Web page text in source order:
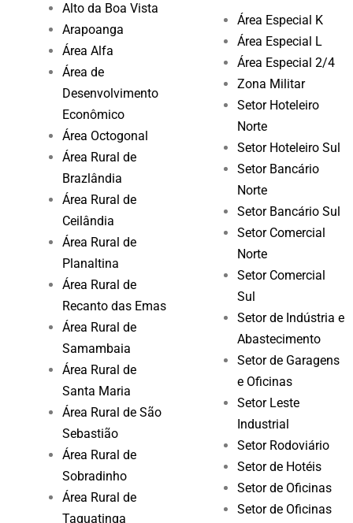
Alto da Boa Vista
Arapoanga
Área Alfa
Área de
Desenvolvimento
Econômico
Área Octogonal
Área Rural de
Brazlândia
Área Rural de
Ceilândia
Área Rural de
Planaltina
Área Rural de
Recanto das Emas
Área Rural de
Samambaia
Área Rural de
Santa Maria
Área Rural de São
Sebastião
Área Rural de
Sobradinho
Área Rural de
Taguatinga
Área Especial K
Área Especial L
Área Especial 2/4
Zona Militar
Setor Hoteleiro
Norte
Setor Hoteleiro Sul
Setor Bancário
Norte
Setor Bancário Sul
Setor Comercial
Norte
Setor Comercial
Sul
Setor de Indústria e
Abastecimento
Setor de Garagens
e Oficinas
Setor Leste
Industrial
Setor Rodoviário
Setor de Hotéis
Setor de Oficinas
Setor de Oficinas